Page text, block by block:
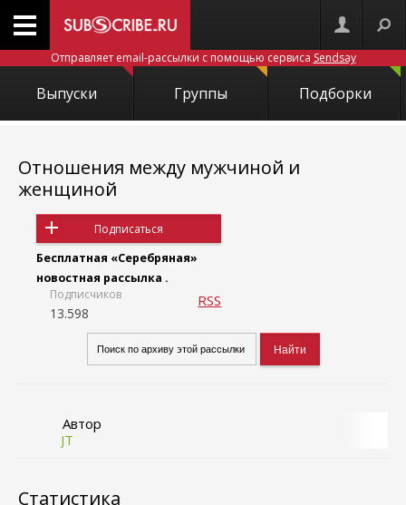
Отправляет email-рассылки с помощью сервиса Sendsay
Выпуски Группы Подборки
Отношения между мужчиной и
женщиной
Подписаться
Бесплатная «Серебряная»
новостная рассылка .
Подписчиков
13.598
RSS
Автор
JT
Статистика